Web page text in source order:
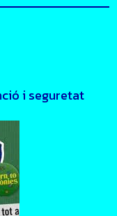
i seguretat